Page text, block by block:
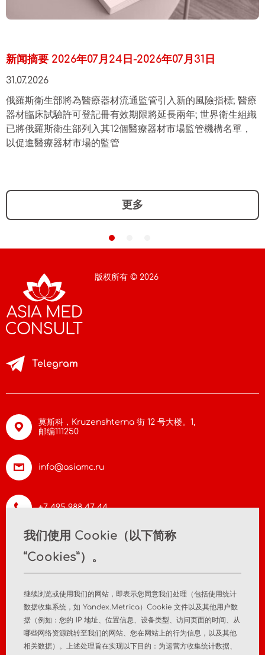
新闻摘要 2026年07月24日-2026年07月31日
31.07.2026
俄羅斯衛生部將為醫療器材流通監管引入新的風險指標; 醫療
器材臨床試驗許可登記冊有效期限將延長兩年; 世界衛生組織
已將俄羅斯衛生部列入其12個醫療器材市場監管機構名單，
以促進醫療器材市場的監管
更多
版权所有 © 2026
莫斯科，Kruzenshterna 街 12 号大楼。1,
邮编111250
info@asiamc.ru
+7 495 988 47 44
Telegram
联系方式
医疗器械注册 注册后监测
我们使用 Cookie（以下简称
“Cookies”）。
继续浏览或使用我们的网站，即表示您同意我们处理（包括使用统计
数据收集系统，如 Yandex.Metrica）Cookie 文件以及其他用户数
据（例如：您的 IP 地址、位置信息、设备类型、访问页面的时间、从
哪些网络资源跳转至我们的网站、您在网站上的行为信息，以及其他
相关数据）。上述处理旨在实现以下目的：为运营方收集统计数据、